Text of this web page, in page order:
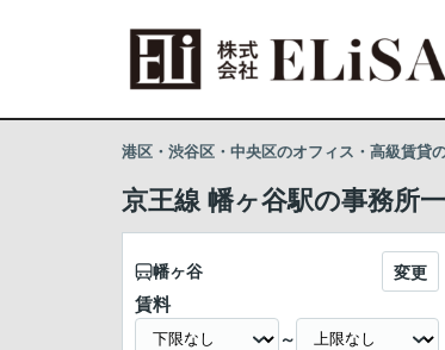
港区・渋谷区・中央区のオフィス・高級賃貸
京王線 幡ヶ谷駅の事務所
幡ヶ谷 変更
賃料
～